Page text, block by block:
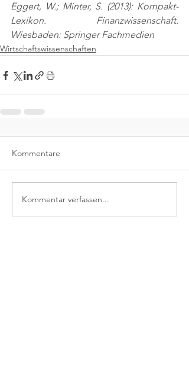
Eggert, W.; Minter, S. (2013): Kompakt-
Lexikon. Finanzwissenschaft.
Wiesbaden: Springer Fachmedien
Wirtschaftswissenschaften
Kommentare
Kommentar verfassen...